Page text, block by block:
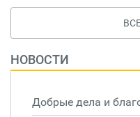
НОВОСТИ
Добрые дела и